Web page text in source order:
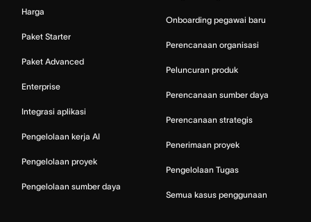
Harga
Paket Starter
Paket Advanced
Enterprise
Integrasi aplikasi
Pengelolaan kerja AI
Pengelolaan proyek
Pengelolaan sumber daya
Onboarding pegawai baru
Perencanaan organisasi
Peluncuran produk
Perencanaan sumber daya
Perencanaan strategis
Penerimaan proyek
Pengelolaan Tugas
Semua kasus penggunaan